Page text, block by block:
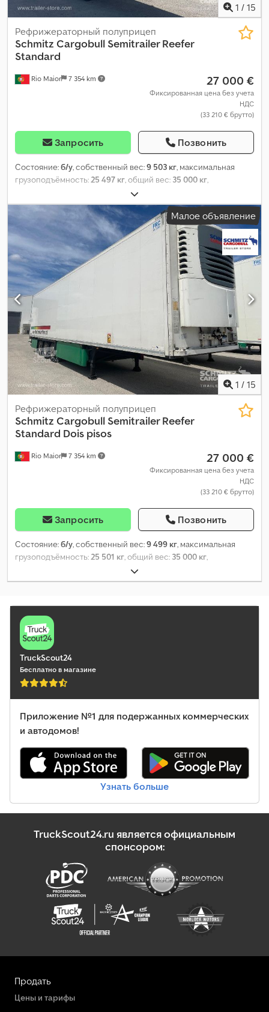
1 / 15
Rio Maior 7 354 km
Рефрижераторный полуприцеп
Schmitz Cargobull Semitrailer Reefer
Standard
27 000 €
Фиксированная цена без учета
НДС
(33 210 € брутто)
Запросить Позвонить
Состояние:б/у, собственный вес:9 503 кг, максимальная
грузоподъёмность: 25 497 кг , общий вес: 35 000 кг
, первая регистрация:
грузового отсека:13 410 мм, ширина пространства для
загрузки:
2 490 мм , высота грузового отсека:2 700 мм, объем
грузового пространства:90 м³, подвеска: воздух
, размер
шины:
385/65 R22,5, Год выпуска: , Оборудование:ABS,
Малое объявление
1 / 15
Rio Maior 7 354 km
Рефрижераторный полуприцеп
Schmitz Cargobull Semitrailer Reefer
Standard Dois pisos
27 000 €
Фиксированная цена без учета
НДС
(33 210 € брутто)
Запросить Позвонить
Состояние:б/у, собственный вес:9 499 кг, максимальная
грузоподъёмность:25 501 кг, общий вес: 35 000 кг,
, первая регистрация:
грузового отсека:13 410 мм, ширина пространства для
грузового пространства:90 м³, подвеска:воздух, размер
шины:
385/55 R22,5
TruckScout24
Бесплатно в магазине
Приложение №1 для подержанных коммерческих
и автодомов!
Узнать больше
TruckScout24.ru является официальным
спонсором:
Продать
Цены и тарифы